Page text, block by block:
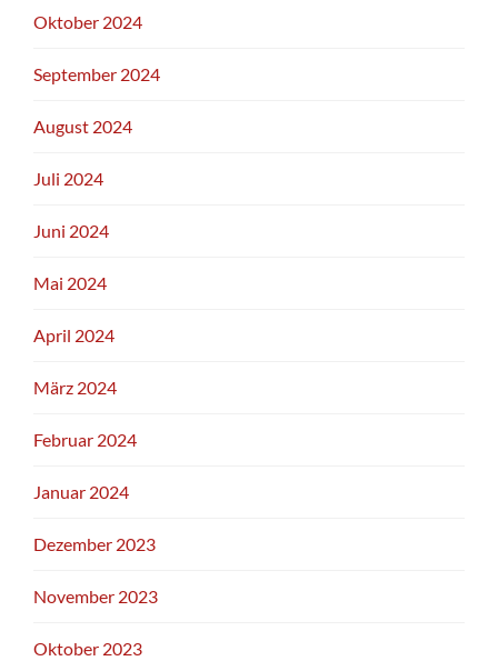
Oktober 2024
September 2024
August 2024
Juli 2024
Juni 2024
Mai 2024
April 2024
März 2024
Februar 2024
Januar 2024
Dezember 2023
November 2023
Oktober 2023